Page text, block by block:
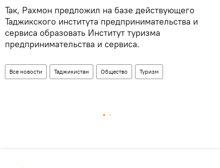
Так, Рахмон предложил на базе действующего
Таджикского института предпринимательства и
сервиса образовать Институт туризма
предпринимательства и сервиса.
Все новости Таджикистан Общество Туризм